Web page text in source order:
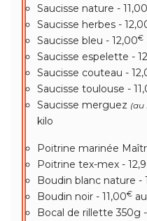
Saucisse nature - 11,00
Saucisse herbes -
Saucisse bleu - 12,00€
Saucisse espelette -
Saucisse couteau -
Saucisse toulouse -
Saucisse merguez (au
kilo
Poitrine marinée
Poitrine tex-mex -
Boudin blanc nature -
Boudin noir - 11,00€
Bocal de rillette 350g